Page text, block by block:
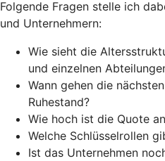
Folgende Fragen stelle ich
und Unternehmern:
Wie sieht die
und einzelnen
Wann gehen die
Ruhestand?
Wie hoch ist die Quote
Welche Schlüsselrollen
Ist das Unternehmen